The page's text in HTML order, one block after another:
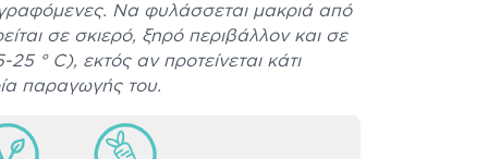
Να φυλάσσεται μακριά από
σε σκιερό, ξηρό περιβάλλον και σε
° C), εκτός αν προτείνεται κάτι
παραγωγής του.